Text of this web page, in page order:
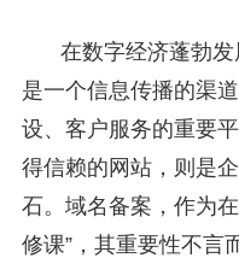
在数字经济蓬勃
是一个信息传播的渠
设、客户服务的重要
得信赖的网站，则是
石。域名备案，作为
修课”，其重要性不言